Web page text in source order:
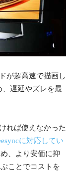
が超高速で描画し
、遅延やズレを最
れば使えなかった
に対応してい
、より安価に抑
ことでコストを